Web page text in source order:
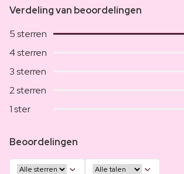
Verdeling van beoordelingen
5 sterren
4 sterren
3 sterren
2 sterren
1 ster
Beoordelingen